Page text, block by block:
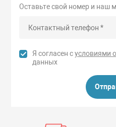
Оставьте свой номер и наш
Я согласен сусловиями
данных